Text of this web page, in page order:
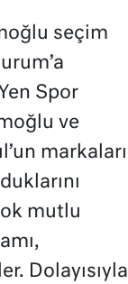
seçim
Spor
ve
markaları
mutlu
Dolayısıyla